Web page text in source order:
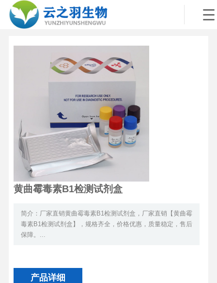
黄曲霉毒素B1检测试剂盒
简介：厂家直销黄曲霉毒素B1检测试剂盒，厂家直销【黄曲霉
毒素B1检测试剂盒】，规格齐全，价格优惠，质量稳定，售后
保障。...
产品详细